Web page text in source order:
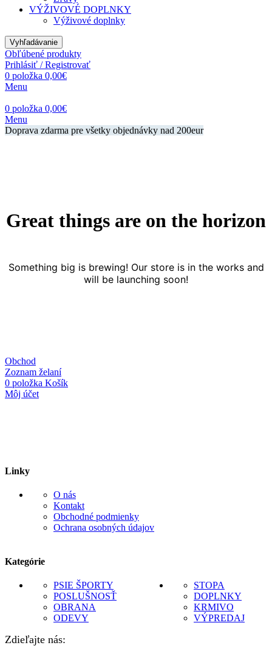
VÝŽIVOVÉ DOPLNKY
Výživové doplnky
Vyhľadávanie
Obľúbené produkty
Prihlásiť / Registrovať
0 položka 0,00€
Menu
0 položka 0,00€
Menu
Doprava zdarma pre všetky objednávky nad 200eur
Great things are on the horizon
Something big is brewing! Our store is in the works and
will be launching soon!
Obchod
Zoznam želaní
0 položka Košík
Môj účet
Linky
O nás
Kontakt
Obchodné podmienky
Ochrana osobných údajov
Kategórie
PSIE ŠPORTY
POSLUŠNOSŤ
OBRANA
ODEVY
STOPA
DOPLNKY
KRMIVO
VÝPREDAJ
Zdieľajte nás: